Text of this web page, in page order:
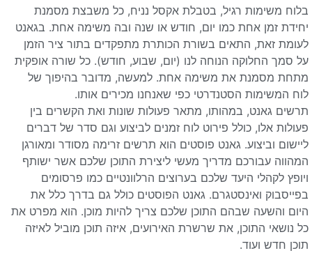
בלוח משימות רגיל, בטבלת אקסל נניח, כל משבצת מסמנת
יחידת זמן אחת כמו יום, חודש או שנה ובה משימה אחת. בגאנט
לעומת זאת, התאים בשורת הכותרת מתפקדים בתור ציר הזמן
על סמך החלוקה הנוחה לנו (יום, שבוע, חודש). כל שורה אופקית
מתחת מסמנת את משימה אחת. למעשה, מדובר בהיפוך של
לוח המשימות הסטנדרטי כפי שאנחנו מכירים אותו.
תרשים גאנט, במהותו, מתאר פעולות שונות ואת הקשרים בין
פעולות אלו, כולל פירוט לוח זמנים לביצוע וגם סדר של דברים
ליישום וביצוע. גאנט פוסטים הוא תרשים זרימה מסודר ומאורגן
המהווה עבורכם מדריך מעשי ליצירת התוכן שלכם אשר ישותף
ויופץ לקהלי היעד שלכם בערוצים הרלוונטיים כמו פרסומים
בפייסבוק ואינסטגרם. גאנט הפוסטים כולל גם בדרך כלל את
היום והשעה שבהם התוכן שלכם צריך להיות מוכן. הוא מפרט את
כל נושאי התוכן, את שרשרת האירועים, איזה תוכן מוביל לאיזה
תוכן חדש ועוד.